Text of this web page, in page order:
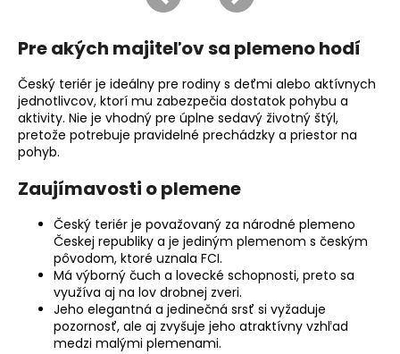
Pre akých majiteľov sa plemeno hodí
Český teriér je ideálny pre rodiny s deťmi alebo aktívnych
jednotlivcov, ktorí mu zabezpečia dostatok pohybu a
aktivity. Nie je vhodný pre úplne sedavý životný štýl,
pretože potrebuje pravidelné prechádzky a priestor na
pohyb.
Zaujímavosti o plemene
Český teriér je považovaný za národné plemeno
Českej republiky a je jediným plemenom s českým
pôvodom, ktoré uznala FCI.
Má výborný čuch a lovecké schopnosti, preto sa
využíva aj na lov drobnej zveri.
Jeho elegantná a jedinečná srsť si vyžaduje
pozornosť, ale aj zvyšuje jeho atraktívny vzhľad
medzi malými plemenami.